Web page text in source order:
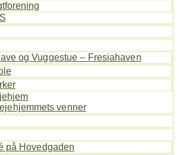
og Vuggestue – Fresiahaven
venner
på Hovedgaden